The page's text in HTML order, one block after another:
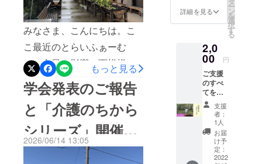
思っています！
な・きゅうか）」は、ビー
ルの原料となる松ぼっくり
のような形をした雌株の果
穂（花）です。毱花の内部
にある「ルプリン」という
黄色い粒がビールの苦味や
香りのもとになります。
「クリーンむさしのを推進
する会」の方々に収穫のご
協力をいただきました。こ
みなさま、こんにちは。こ
こ最近のとらいふぁーむ
は、台風の影響で雨模様が
続いています。ホップが順
調に育っています！＊
＊ ＊ 人がある場所を
「自分の居場所」と感じる
とき、そこには、目に見え
もっと見る
学会発表のご報告
と「介護のちから
シリーズ」開催の
お知らせ
2026/06/14 13:05
す）。この
「法人」
「地域」
「行政」を
指してお
り、法人名
称にはこの
三者が協力
し合いなが
「生活」
セー
ジ、活
動報告
をお送
りしま
す。 ※
プロ
ジェク
トペー
ジ「活
動報
告」欄
にてご
報告さ
せてい
ただき
詳細を見る ー
ン
を
選
択
す
る
2,0
00 円
ご支援
のすべ
てをと
らい
ふぁー
む事業
のため
に使わ
せてい
ただき
支援
者：
1人
お届
け予
定：
2022